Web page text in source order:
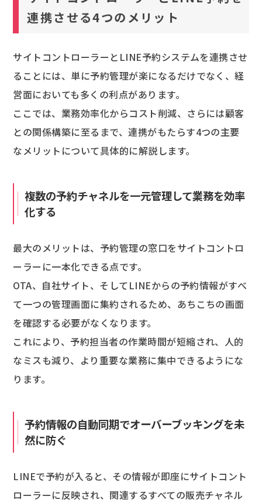
連携させる4つのメリット
サイトコントローラーとLINE予約システムを連携させ
ることには、単に予約管理が楽になるだけでなく、経
営面においても多くの利点があります。
ここでは、業務効率化からコスト削減、さらには顧客
との関係構築に至るまで、連携がもたらす4つの主要
なメリットについて具体的に解説します。
複数の予約チャネルを一元管理して業務を効率
化する
最大のメリットは、予約管理の窓口をサイトコントロ
ーラーに一本化できる点です。
OTA、自社サイト、そしてLINEからの予約情報がすべ
て一つの管理画面に集約されるため、あちこちの画面
を確認する必要がなくなります。
これにより、予約担当者の作業時間が短縮され、人的
なミスも減り、より重要な業務に集中できるようにな
ります。
予約情報の自動同期でオーバーブッキングを未
然に防ぐ
LINEで予約が入ると、その情報が即座にサイトコント
ローラーに反映され、関連するすべての販売チャネル